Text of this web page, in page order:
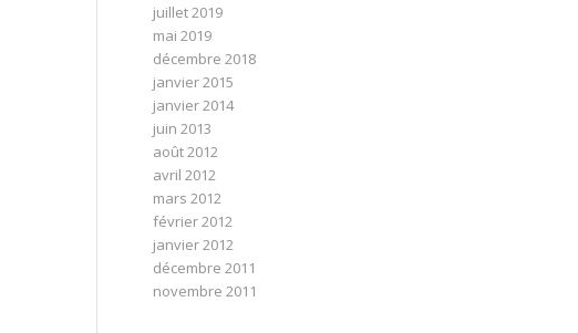
juillet 2019
mai 2019
décembre 2018
janvier 2015
janvier 2014
juin 2013
août 2012
avril 2012
mars 2012
février 2012
janvier 2012
décembre 2011
novembre 2011